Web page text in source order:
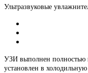
Ультразвуковые
УЗИ выполнен полностью
установлен в